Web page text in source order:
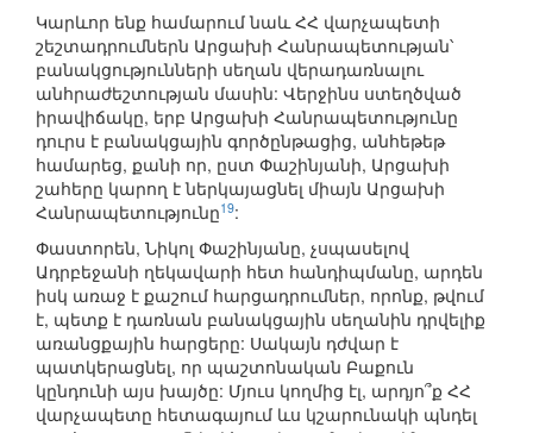
Կարևոր ենք համարում նաև ՀՀ վարչապետի
շեշտադրումներն Արցախի Հանրապետության՝
բանակցությունների սեղան վերադառնալու
անհրաժեշտության մասին: Վերջինս ստեղծված
իրավիճակը, երբ Արցախի Հանրապետությունը
դուրս է բանակցային գործընթացից, անհեթեթ
համարեց, քանի որ, ըստ Փաշինյանի, Արցախի
շահերը կարող է ներկայացնել միայն Արցախի
Հանրապետությունը19:
Փաստորեն, Նիկոլ Փաշինյանը, չսպասելով
Ադրբեջանի ղեկավարի հետ հանդիպմանը, արդեն
իսկ առաջ է քաշում հարցադրումներ, որոնք, թվում
է, պետք է դառնան բանակցային սեղանին դրվելիք
առանցքային հարցերը: Սակայն դժվար է
պատկերացնել, որ պաշտոնական Բաքուն
կընդունի այս խայծը: Մյուս կողմից էլ, արդյո՞ք ՀՀ
վարչապետը հետագայում ևս կշարունակի պնդել